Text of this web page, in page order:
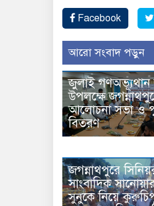
Facebook
আরো সংবাদ পড়ুন
জুলাই গণঅভ্যূথান
উপলক্ষে
আলোচনা সভা ও
বিতরণ
জগন্নাথপুরে
সাংবাদিক
সুনুকে নিয়ে